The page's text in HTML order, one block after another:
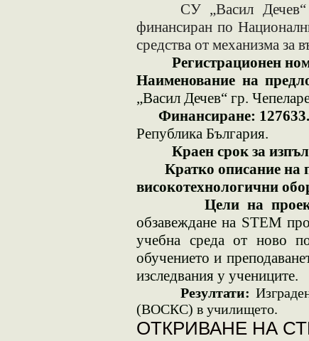
СУ „Васил Дечев“
финансиран по
средства от механизма за
Регистрационен
Наименование на
„Васил Дечев“ гр.
Финансиране:
Република България.
Краен срок за
Кратко описание на
високотехнологични
Цели на
обзавеждане на STEM
учебна среда от ново
обучението и
изследвания у учениците.
Резултати:
(ВОСКС) в училището.
ОТКРИВАНЕ НА